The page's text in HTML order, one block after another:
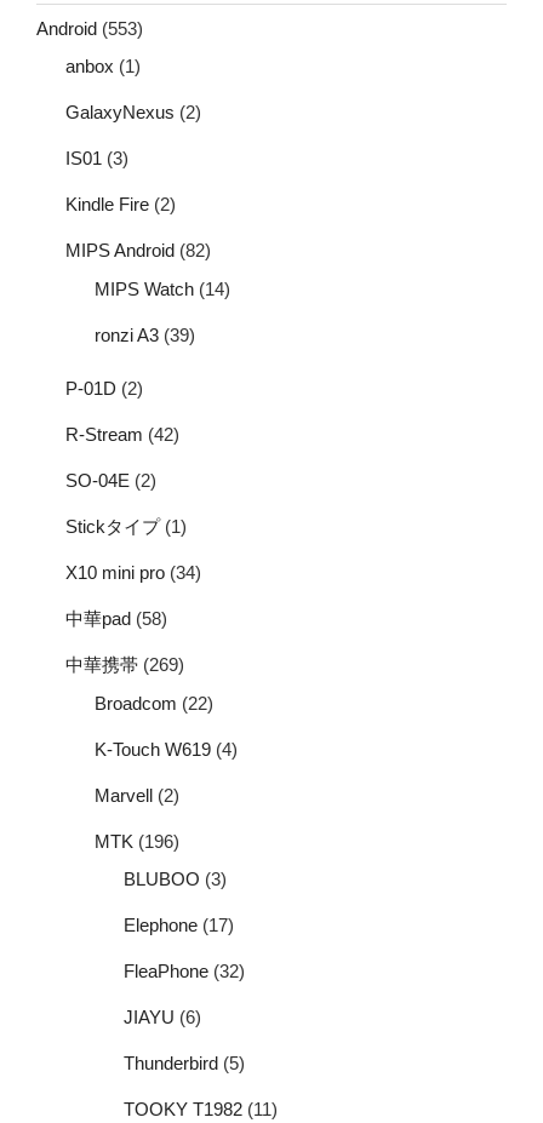
Android (553)
anbox (1)
GalaxyNexus (2)
IS01 (3)
Kindle Fire (2)
MIPS Android (82)
MIPS Watch (14)
ronzi A3 (39)
P-01D (2)
R-Stream (42)
SO-04E (2)
Stickタイプ(1)
X10 mini pro (34)
中華pad (58)
中華携帯 (269)
Broadcom (22)
K-Touch W619 (4)
Marvell (2)
MTK (196)
BLUBOO (3)
Elephone (17)
FleaPhone (32)
JIAYU (6)
Thunderbird (5)
TOOKY T1982 (11)